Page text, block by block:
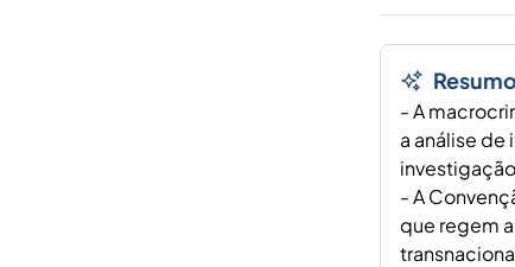
- A
a análise
- A
que regem